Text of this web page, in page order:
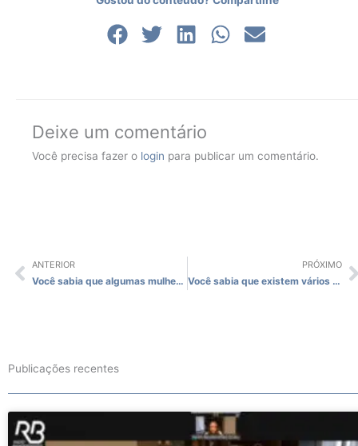
Deixe um comentário
Você precisa fazer o login para publicar um comentário.
Prev
ANTERIOR
Você sabia que algumas mulheres com endometriose não são inférteis?
PRÓXIMO
Você sabia que existem vários tipos de endometriose?
Publicações recentes